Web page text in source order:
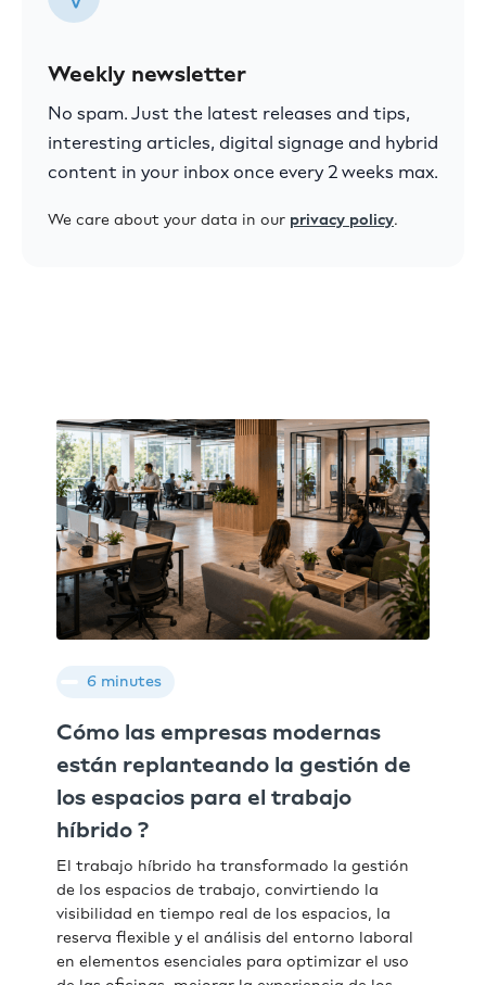
Weekly newsletter
No spam. Just the latest releases and tips,
interesting articles, digital signage and hybrid
content in your inbox once every 2 weeks max.
We care about your data in our privacy policy.
6 minutes
Cómo las empresas modernas
están replanteando la gestión de
los espacios para el trabajo
híbrido ?
El trabajo híbrido ha transformado la gestión
de los espacios de trabajo, convirtiendo la
visibilidad en tiempo real de los espacios, la
reserva flexible y el análisis del entorno laboral
en elementos esenciales para optimizar el uso